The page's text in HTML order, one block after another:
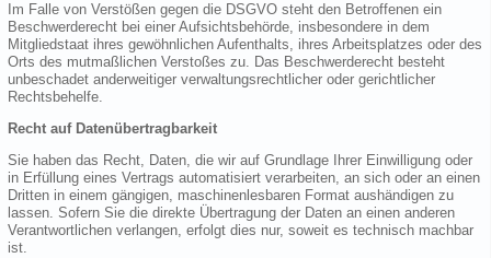
Im Falle von Verstößen gegen die DSGVO steht den Betroffenen ein
Beschwerderecht bei einer Aufsichtsbehörde, insbesondere in dem
Mitgliedstaat ihres gewöhnlichen Aufenthalts, ihres Arbeitsplatzes oder des
Orts des mutmaßlichen Verstoßes zu. Das Beschwerderecht besteht
unbeschadet anderweitiger verwaltungsrechtlicher oder gerichtlicher
Rechtsbehelfe.
Recht auf Datenübertragbarkeit
Sie haben das Recht, Daten, die wir auf Grundlage Ihrer Einwilligung oder
in Erfüllung eines Vertrags automatisiert verarbeiten, an sich oder an einen
Dritten in einem gängigen, maschinenlesbaren Format aushändigen zu
lassen. Sofern Sie die direkte Übertragung der Daten an einen anderen
Verantwortlichen verlangen, erfolgt dies nur, soweit es technisch machbar
ist.